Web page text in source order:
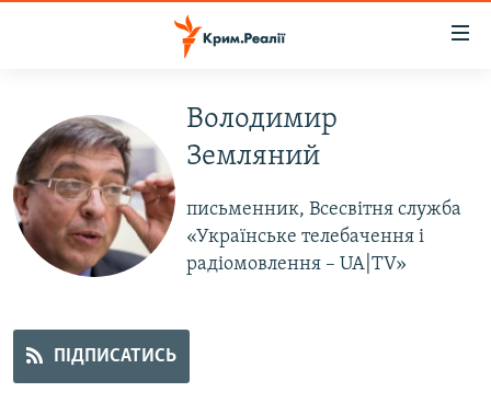
основного
матеріалу
Перейти
до
основної
навігації
до
пошуку
НОВИНИ
ВОДА.КРИМ
ВІДЕО ТА ФОТО
ПОЛІТИКА
БЛОГИ
ІНТЕРВ'Ю
Володимир
Земляний
письменник, Всесвітня служба
«Українське телебачення і
радіомовлення – UA|TV»
ПІДПИСАТИСЬ